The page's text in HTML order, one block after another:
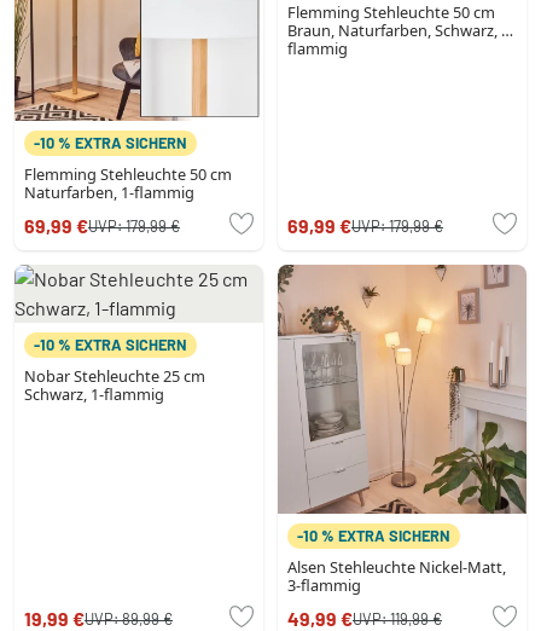
-10 % EXTRA SICHERN
Flemming Stehleuchte 50 cm
Naturfarben, 1-flammig
69,99 €UVP:179,99 €
Flemming Stehleuchte 50 cm
Braun, Naturfarben, Schwarz, 1-
flammig
69,99 €UVP:179,99 €
-10 % EXTRA SICHERN
Nobar Stehleuchte 25 cm
Schwarz, 1-flammig
19,99 €UVP:89,99 €
-10 % EXTRA SICHERN
Alsen Stehleuchte Nickel-Matt,
3-flammig
49,99 €UVP:119,99 €